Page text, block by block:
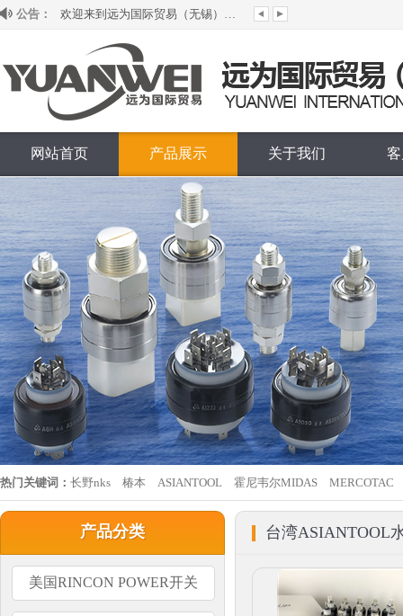
公告： 欢迎来到远为国际贸易（无锡）有限公司...
网站首页 产品展示 关于我们
热门关键词： 长野nks 椿本 ASIANTOOL 霍尼韦尔MIDAS MERCOTAC
产品分类
美国RINCON POWER开关
台湾ASIANTOOL